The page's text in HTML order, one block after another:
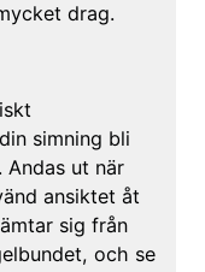
drag.
simning bli
ut när
ansiktet åt
sig från
och se